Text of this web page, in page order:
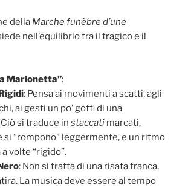
della Marche funèbre d’une
nell’equilibrio tra il tragico e il
Marionetta”:
: Pensa ai movimenti a scatti, agli
ai gesti un po’ goffi di una
si traduce in staccatimarcati,
si “rompono” leggermente, e un ritmo
volte “rigido”.
: Non si tratta di una risata franca,
La musica deve essere al tempo